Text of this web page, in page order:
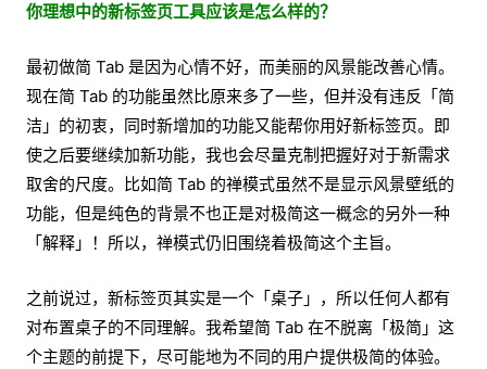
你理想中的新标签页工具应该是怎么样的？
最初做简 Tab 是因为心情不好，而美丽的风景能改善心情。
现在简 Tab 的功能虽然比原来多了一些，但并没有违反「简
洁」的初衷，同时新增加的功能又能帮你用好新标签页。即
使之后要继续加新功能，我也会尽量克制把握好对于新需求
取舍的尺度。比如简 Tab 的禅模式虽然不是显示风景壁纸的
功能，但是纯色的背景不也正是对极简这一概念的另外一种
「解释」！所以，禅模式仍旧围绕着极简这个主旨。
之前说过，新标签页其实是一个「桌子」，所以任何人都有
对布置桌子的不同理解。我希望简 Tab 在不脱离「极简」这
个主题的前提下，尽可能地为不同的用户提供极简的体验。